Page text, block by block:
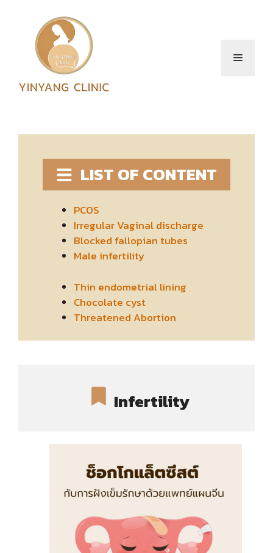
content
Menu
LIST OF CONTENT
PCOS
Irregular Vaginal discharge
Blocked fallopian tubes
Male infertility
Thin endometrial lining
Chocolate cyst
Threatened Abortion
Infertility